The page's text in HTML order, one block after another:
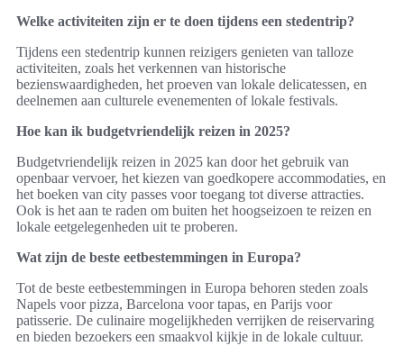
Welke activiteiten zijn er te doen tijdens een stedentrip?
Tijdens een stedentrip kunnen reizigers genieten van talloze
activiteiten, zoals het verkennen van historische
bezienswaardigheden, het proeven van lokale delicatessen, en
deelnemen aan culturele evenementen of lokale festivals.
Hoe kan ik budgetvriendelijk reizen in 2025?
Budgetvriendelijk reizen in 2025 kan door het gebruik van
openbaar vervoer, het kiezen van goedkopere accommodaties, en
het boeken van city passes voor toegang tot diverse attracties.
Ook is het aan te raden om buiten het hoogseizoen te reizen en
lokale eetgelegenheden uit te proberen.
Wat zijn de beste eetbestemmingen in Europa?
Tot de beste eetbestemmingen in Europa behoren steden zoals
Napels voor pizza, Barcelona voor tapas, en Parijs voor
patisserie. De culinaire mogelijkheden verrijken de reiservaring
en bieden bezoekers een smaakvol kijkje in de lokale cultuur.